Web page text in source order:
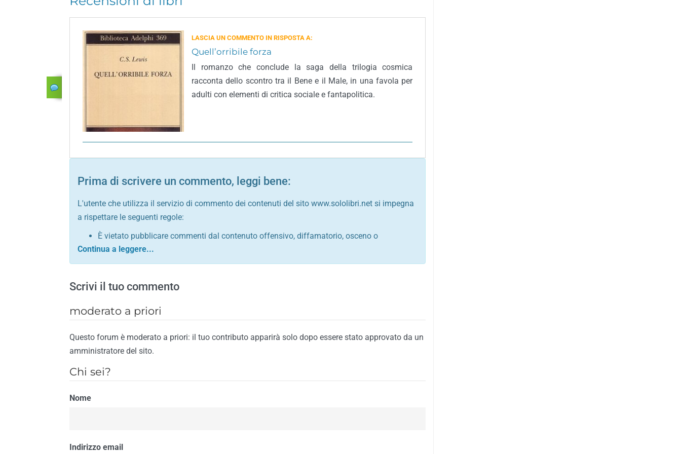
LASCIA UN COMMENTO IN RISPOSTA A:
Quell’orribile forza
Il romanzo che conclude la saga della trilogia cosmica
racconta dello scontro tra il Bene e il Male, in una favola per
adulti con elementi di critica sociale e fantapolitica.
Prima di scrivere un commento, leggi bene:
L'utente che utilizza il servizio di commento dei contenuti del sito www.sololibri.net si impegna
a rispettare le seguenti regole:
È vietato pubblicare commenti dal contenuto offensivo, diffamatorio, osceno o
comunque contrario alle leggi dello Stato italiano e di quelle internazionali
Sono vietati commenti in tono sacrilego, sarcastico, denigratorio e sbeffeggiatorio
È vietato pubblicare commenti contrari al rispetto dell'ordine pubblico
È vietato pubblicare commenti lesivi della privacy di qualsiasi cittadino
È vietato pubblicare commenti razzisti nei confronti di qualsiasi razza, popolo, cultura,
religione
È vietato pubblicare commenti contrari al rispetto del buon costume o contenenti
È vietato pubblicare commenti inerenti propaganda politica, di partito o di fazione, che
Il riscontro della violazione anche di una sola delle regole precedenti comporterà la non
Scrivi il tuo commento
moderato a priori
Questo forum è moderato a priori: il tuo contributo apparirà solo dopo essere stato approvato da un
amministratore del sito.
Chi sei?
Nome
Indirizzo email